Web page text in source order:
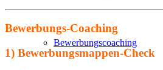
Bewerbungscoaching
Bewerbungs-Coaching
1) Bewerbungsmappen-Check